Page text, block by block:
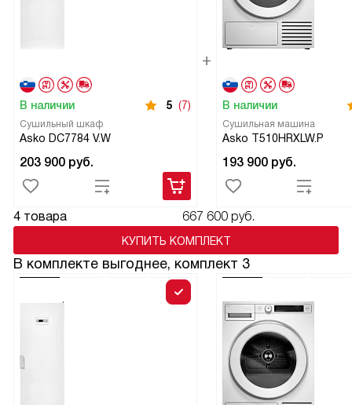
В наличии 5 (7)
Сушильный шкаф
Asko DC7784 V.W
203 900 руб.
В наличии
Сушильная машина
Asko T510HRXLW.P
193 900 руб.
4 товара 667 600 руб.
КУПИТЬ КОМПЛЕКТ
В комплекте выгоднее, комплект 3